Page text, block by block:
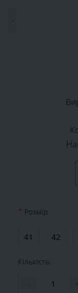
* Розмiр
41 42
Кількість:
- +